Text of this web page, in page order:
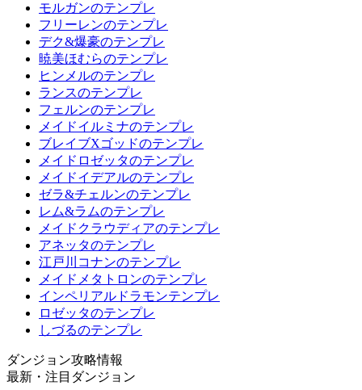
モルガンのテンプレ
フリーレンのテンプレ
デク&爆豪のテンプレ
暁美ほむらのテンプレ
ヒンメルのテンプレ
ランスのテンプレ
フェルンのテンプレ
メイドイルミナのテンプレ
ブレイブXゴッドのテンプレ
メイドロゼッタのテンプレ
メイドイデアルのテンプレ
ゼラ&チェルンのテンプレ
レム&ラムのテンプレ
メイドクラウディアのテンプレ
アネッタのテンプレ
江戸川コナンのテンプレ
メイドメタトロンのテンプレ
インペリアルドラモンテンプレ
ロゼッタのテンプレ
しづるのテンプレ
ダンジョン攻略情報
最新・注目ダンジョン